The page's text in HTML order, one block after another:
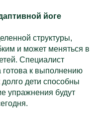
йоге
структуры,
и может меняться в
Специалист
готова к выполнению
дети способны
упражнения будут